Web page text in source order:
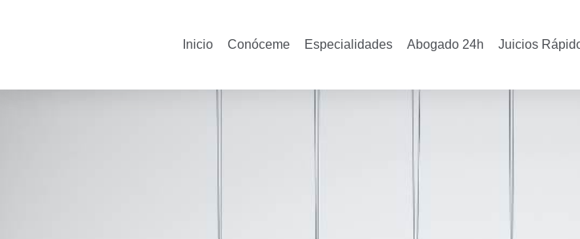
Inicio Conóceme Especialidades Abogado 24h Juicios